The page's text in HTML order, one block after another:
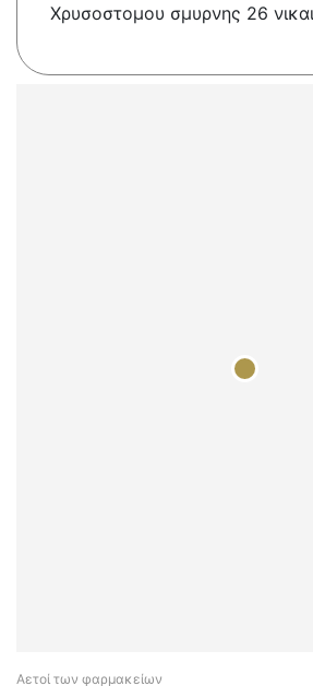
Χρυσοστομου σμυρνης 26
Αετοί των φαρμακείων